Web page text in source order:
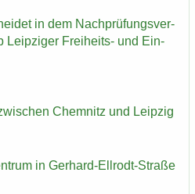
in dem Nach­prü­fungs­ver­
Leip­zi­ger Freiheits-​ und Ein­
Chem­nitz und Leip­zig
in Gerhard-​Ellrodt-Straße